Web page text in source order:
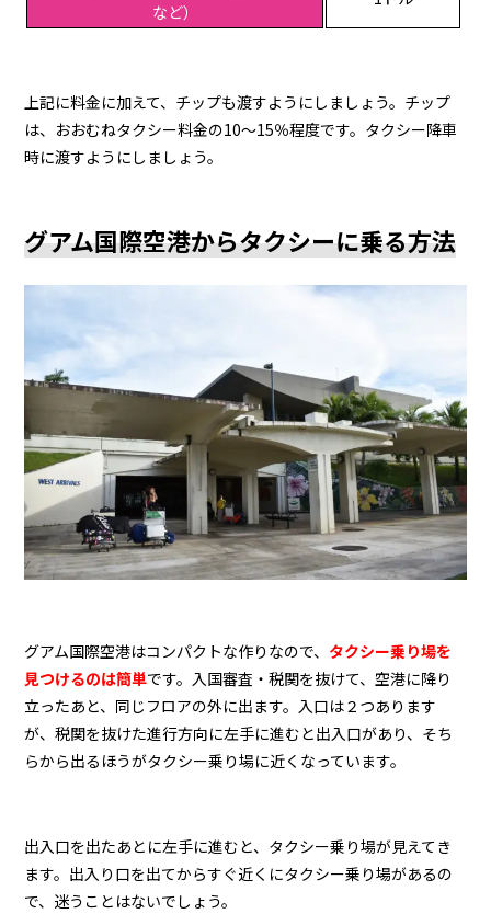
など）
上記に料金に加えて、チップも渡すようにしましょう。チップ
は、おおむねタクシー料金の10～15％程度です。タクシー降車
時に渡すようにしましょう。
グアム国際空港からタクシーに乗る方法
グアム国際空港はコンパクトな作りなので、 タクシー乗り場を
見つけるのは簡単です。入国審査・税関を抜けて、空港に降り
立ったあと、同じフロアの外に出ます。入口は２つあります
が、税関を抜けた進行方向に左手に進むと出入口があり、そち
らから出るほうがタクシー乗り場に近くなっています。
出入口を出たあとに左手に進むと、タクシー乗り場が見えてき
ます。出入り口を出てからすぐ近くにタクシー乗り場があるの
で、迷うことはないでしょう。